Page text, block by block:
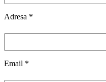
Adresa *
Email *